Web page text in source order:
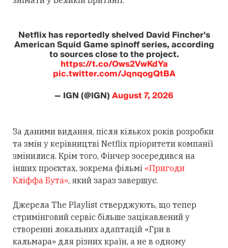
Netflix has reportedly shelved David Fincher's
American Squid Game spinoff series, according
to sources close to the project.
https://t.co/Ows2VwKdYa
pic.twitter.com/JqnqogQtBA
— IGN (@IGN)August 7, 2026
За даними видання, після кількох років розробки
та змін у керівництві Netflix пріоритети компанії
змінилися. Крім того, Фінчер зосередився на
інших проєктах, зокрема фільмі «Пригоди
Кліффа Бута», який зараз завершує.
Джерела The Playlist стверджують, що тепер
стримінговий сервіс більше зацікавлений у
створенні локальних адаптацій «Гри в
кальмара» для різних країн, а не в одному